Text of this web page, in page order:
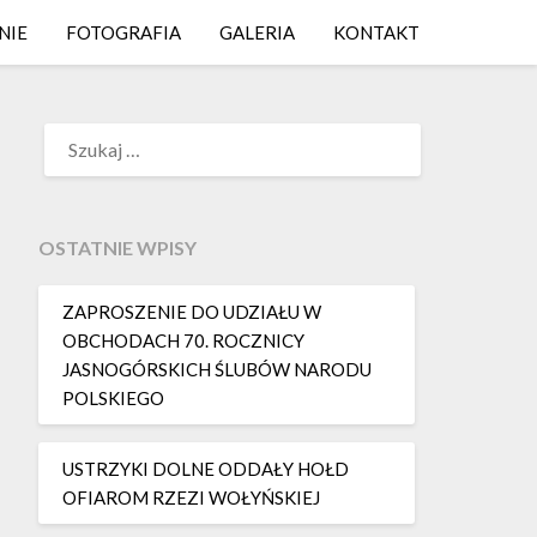
FOTOGRAFIA GALERIA KONTAKT
OSTATNIE WPISY
ZAPROSZENIE DO UDZIAŁU W
OBCHODACH 70. ROCZNICY
JASNOGÓRSKICH ŚLUBÓW NARODU
POLSKIEGO
USTRZYKI DOLNE ODDAŁY HOŁD
OFIAROM RZEZI WOŁYŃSKIEJ